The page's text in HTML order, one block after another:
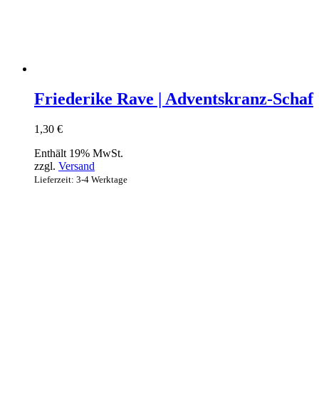
Friederike Rave | Adventskranz-Schaf
1,30 €
Enthält 19% MwSt.
zzgl. Versand
Lieferzeit: 3-4 Werktage